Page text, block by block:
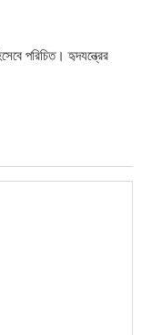
পরিচিত। হৃদযন্ত্রের